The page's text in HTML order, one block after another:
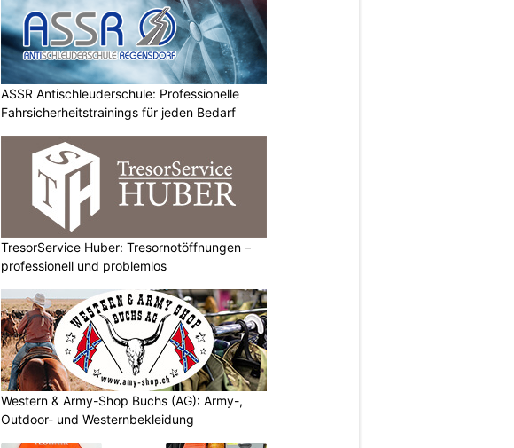
ASSR Antischleuderschule: Professionelle
Fahrsicherheitstrainings für jeden Bedarf
TresorService Huber: Tresornotöffnungen –
professionell und problemlos
Western & Army-Shop Buchs (AG): Army-,
Outdoor- und Westernbekleidung